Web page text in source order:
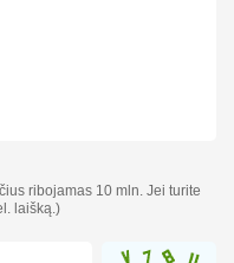
ribojamas 10 mln. Jei turite
laišką.)